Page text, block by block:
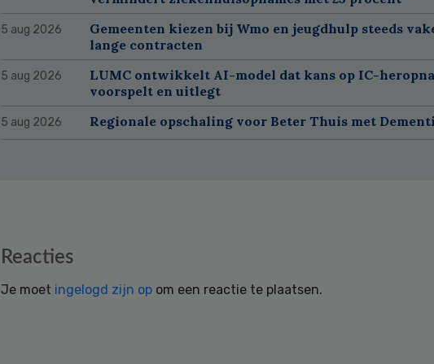
5 aug 2026
Gemeenten kiezen bij Wmo en jeugdhulp steeds
lange contracten
5 aug 2026
LUMC ontwikkelt AI-model dat kans op IC-
voorspelt en uitlegt
5 aug 2026 Regionale opschaling voor Beter Thuis met
Reacties
Je moet ingelogd zijn op om een reactie te plaatsen.